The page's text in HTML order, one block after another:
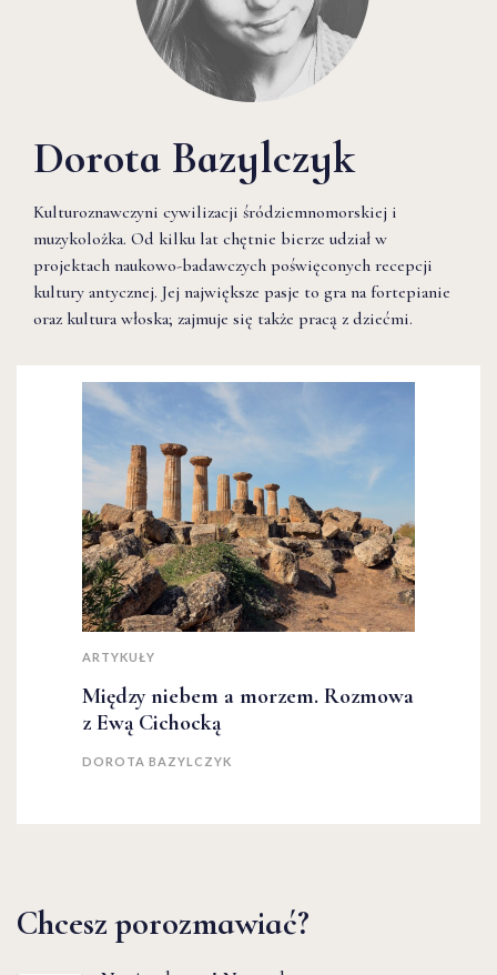
Dorota Bazylczyk
Kulturoznawczyni cywilizacji śródziemnomorskiej i
muzykolożka. Od kilku lat chętnie bierze udział w
projektach naukowo-badawczych poświęconych recepcji
kultury antycznej. Jej największe pasje to gra na fortepianie
oraz kultura włoska; zajmuje się także pracą z dziećmi.
ARTYKUŁY
Między niebem a morzem. Rozmowa
z Ewą Cichocką
DOROTA BAZYLCZYK
Chcesz porozmawiać?